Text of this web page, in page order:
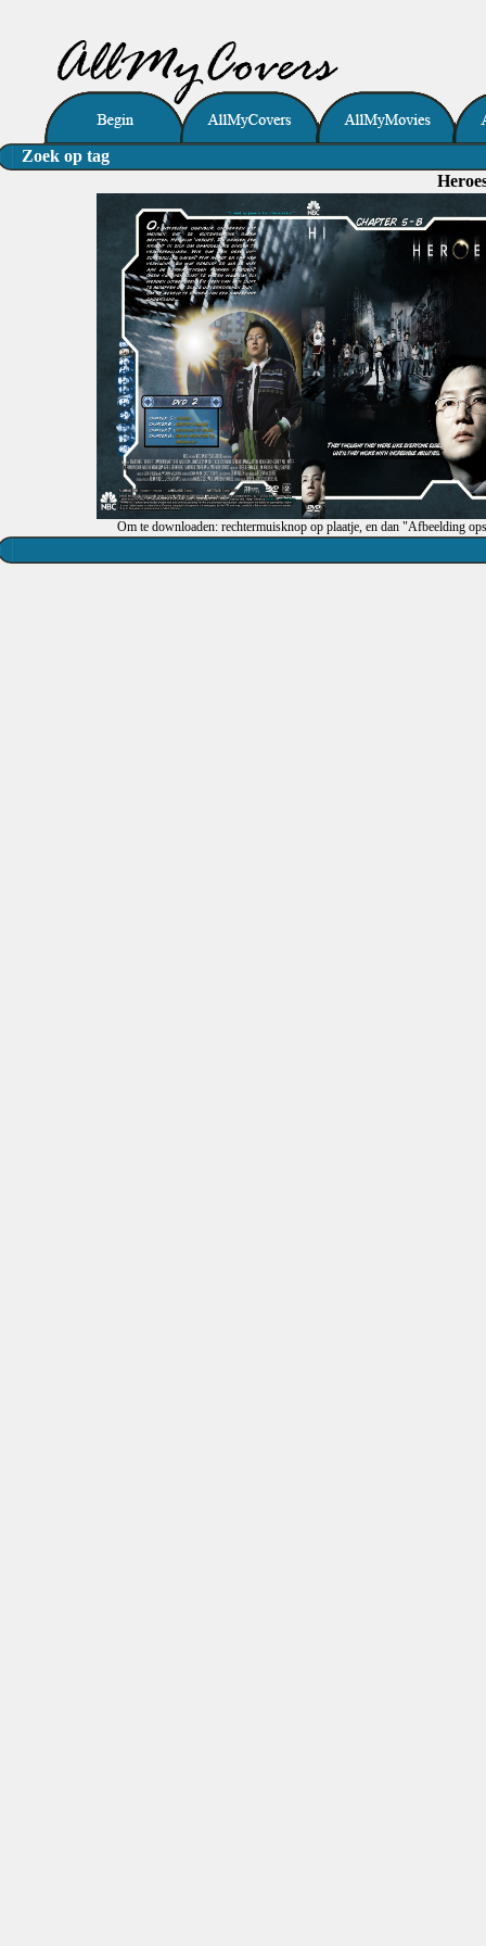
Zoek op tag
Om te downloaden: rechtermuisknop op plaatje, en dan "Afbeelding